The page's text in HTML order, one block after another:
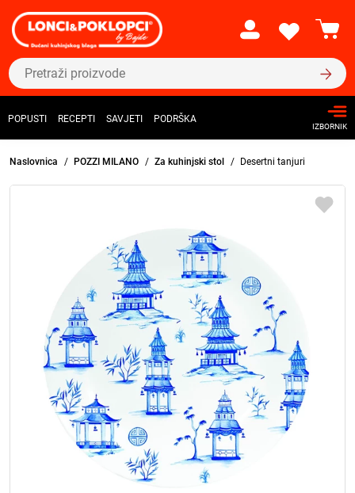
POPUSTI RECEPTI SAVJETI PODRŠKA
IZBORNIK
Naslovnica POZZI MILANO Za kuhinjski stol Desertni tanjuri